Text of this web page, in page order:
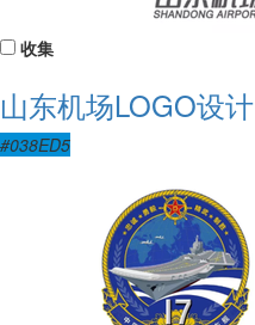
收集
山东机场LOGO设计
#038ED5